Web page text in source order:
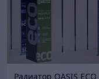
Радиатор OASIS ECO